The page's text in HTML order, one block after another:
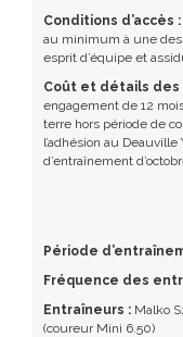
Conditions d’accès :
au minimum à une des
esprit d’équipe et
Coût et détails des
engagement de 12
terre hors période de
l’adhésion au
d’entraînement
Période
Fréquence des
Entraîneurs : Malko
(coureur Mini 6.50)